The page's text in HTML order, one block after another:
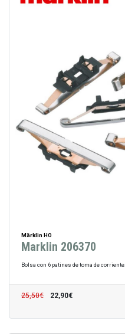
Märklin HO
Marklin 206370
Bolsa con 6 patines de toma de corriente.
25,50€ 22,90€